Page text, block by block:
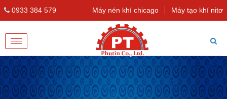
0933 384 579 Máy nén khí chicago Máy tạo khí nitơ
Toggle
navigation